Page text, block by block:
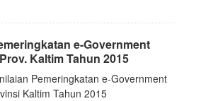
e-Government
Kaltim Tahun 2015
Pemeringkatan e-Government
Kaltim Tahun 2015